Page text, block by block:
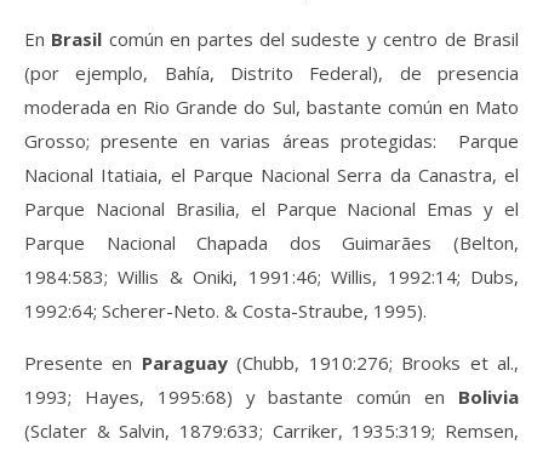
En Brasil común en partes del sudeste y centro de Brasil
(por ejemplo, Bahía, Distrito Federal), de presencia
moderada en Rio Grande do Sul, bastante común en Mato
Grosso; presente en varias áreas protegidas: Parque
Nacional Itatiaia, el Parque Nacional Serra da Canastra, el
Parque Nacional Brasilia, el Parque Nacional Emas y el
Parque Nacional Chapada dos Guimarães (Belton,
1984:583; Willis & Oniki, 1991:46; Willis, 1992:14; Dubs,
1992:64; Scherer-Neto. & Costa-Straube, 1995).
Presente en Paraguay(Chubb, 1910:276; Brooks et al.,
1993; Hayes, 1995:68) y bastante común en Bolivia
(Sclater & Salvin, 1879:633; Carriker, 1935:319; Remsen,